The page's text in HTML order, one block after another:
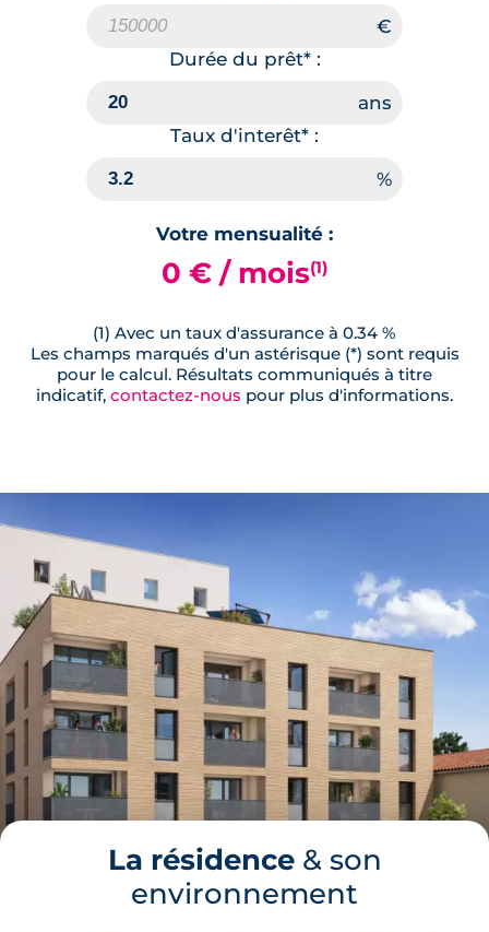
Durée du prêt* :
Taux d'interêt* :
Votre mensualité :
0 € / mois(1)
(1) Avec un taux d'assurance à 0.34 %
Les champs marqués d'un astérisque (*) sont requis
pour le calcul. Résultats communiqués à titre
indicatif, contactez-nous pour plus d'informations.
La résidence& son
environnement